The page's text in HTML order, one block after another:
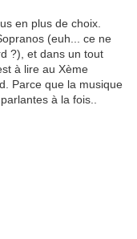
en plus de choix.
(euh... ce ne
?), et dans un tout
à lire au Xème
Parce que la musique
à la fois..